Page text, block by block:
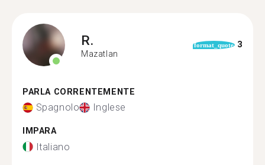
R.
Mazatlan
format_quote 3
PARLA CORRENTEMENTE
Spagnolo Inglese
IMPARA
Italiano